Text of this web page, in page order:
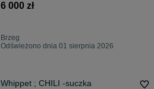
6 000 zł
Brzeg
Odświeżono dnia 01 sierpnia 2026
Whippet ; CHILI -suczka